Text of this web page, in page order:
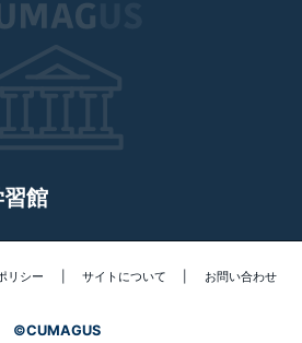
館
リシー サイトについて お問い合わせ
©CUMAGUS